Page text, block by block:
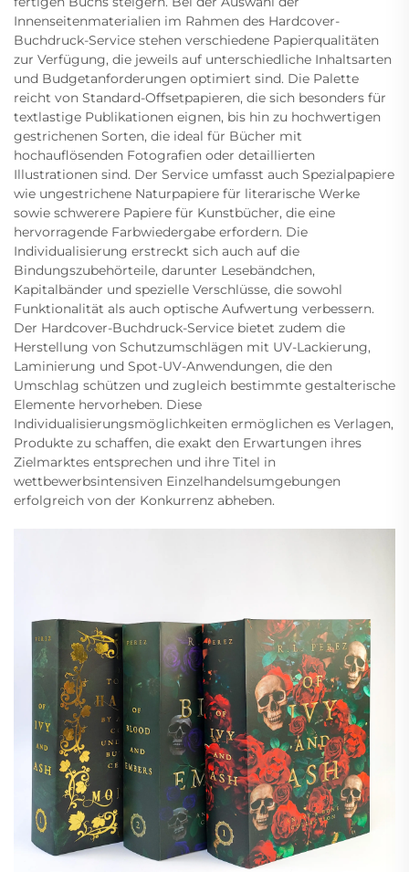
Innenseitenmaterialien im Rahmen des Hardcover-
Buchdruck-Service stehen verschiedene Papierqualitäten
zur Verfügung, die jeweils auf unterschiedliche Inhaltsarten
und Budgetanforderungen optimiert sind. Die Palette
reicht von Standard-Offsetpapieren, die sich besonders für
textlastige Publikationen eignen, bis hin zu hochwertigen
gestrichenen Sorten, die ideal für Bücher mit
hochauflösenden Fotografien oder detaillierten
Illustrationen sind. Der Service umfasst auch Spezialpapiere
wie ungestrichene Naturpapiere für literarische Werke
sowie schwerere Papiere für Kunstbücher, die eine
hervorragende Farbwiedergabe erfordern. Die
Individualisierung erstreckt sich auch auf die
Bindungszubehörteile, darunter Lesebändchen,
Kapitalbänder und spezielle Verschlüsse, die sowohl
Funktionalität als auch optische Aufwertung verbessern.
Der Hardcover-Buchdruck-Service bietet zudem die
Herstellung von Schutzumschlägen mit UV-Lackierung,
Laminierung und Spot-UV-Anwendungen, die den
Umschlag schützen und zugleich bestimmte gestalterische
Elemente hervorheben. Diese
Individualisierungsmöglichkeiten ermöglichen es Verlagen,
Produkte zu schaffen, die exakt den Erwartungen ihres
Zielmarktes entsprechen und ihre Titel in
wettbewerbsintensiven Einzelhandelsumgebungen
erfolgreich von der Konkurrenz abheben.